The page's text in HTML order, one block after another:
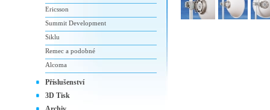
Ericsson
Summit Development
Siklu
Remec a podobné
Alcoma
Příslušenství
3D Tisk